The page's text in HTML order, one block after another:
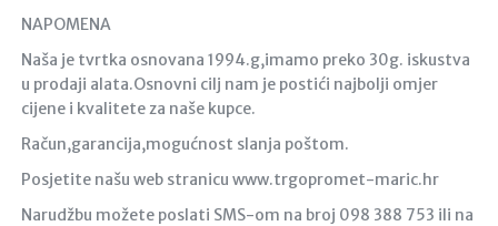
NAPOMENA
Naša je tvrtka osnovana 1994.g,imamo preko 30g. iskustva
u prodaji alata.Osnovni cilj nam je postići najbolji omjer
cijene i kvalitete za naše kupce.
Račun,garancija,mogućnost slanja poštom.
Posjetite našu web stranicu www.trgopromet-maric.hr
Narudžbu možete poslati SMS-om na broj 098 388 753 ili na